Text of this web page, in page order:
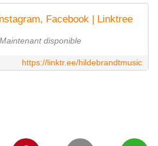
Facebook | Linktree
disponible
https://linktr.ee/hildebrandtmusic